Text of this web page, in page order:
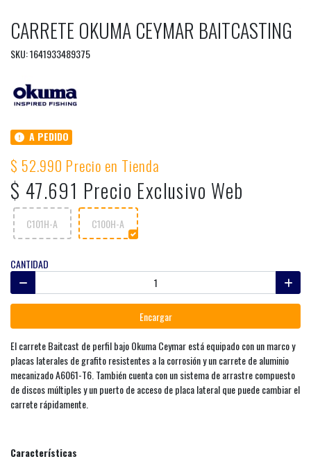
CARRETE OKUMA CEYMAR BAITCASTING
SKU: 1641933489375
A PEDIDO
$ 52.990 Precio en Tienda
$ 47.691 Precio Exclusivo Web
C101H-A C100H-A
CANTIDAD
Encargar
El carrete Baitcast de perfil bajo Okuma Ceymar está equipado con un marco y
placas laterales de grafito resistentes a la corrosión y un carrete de aluminio
mecanizado A6061-T6. También cuenta con un sistema de arrastre compuesto
de discos múltiples y un puerto de acceso de placa lateral que puede cambiar el
carrete rápidamente.
Características